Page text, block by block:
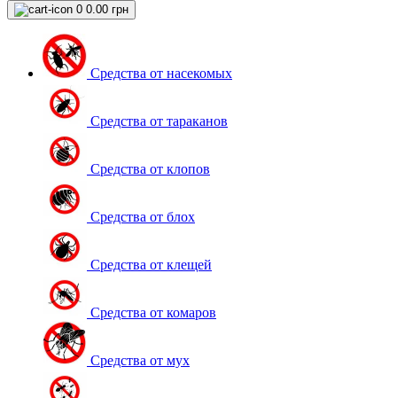
0 0.00 грн
Средства от насекомых
Средства от тараканов
Средства от клопов
Средства от блох
Средства от клещей
Средства от комаров
Средства от мух